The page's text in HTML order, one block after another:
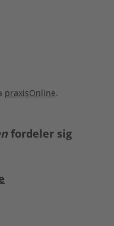
praxisOnline.
fordeler sig